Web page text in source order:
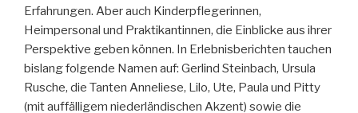
Erfahrungen. Aber auch Kinderpflegerinnen,
Heimpersonal und Praktikantinnen, die Einblicke aus ihrer
Perspektive geben können. In Erlebnisberichten tauchen
bislang folgende Namen auf: Gerlind Steinbach, Ursula
Rusche, die Tanten Anneliese, Lilo, Ute, Paula und Pitty
(mit auffälligem niederländischen Akzent) sowie die